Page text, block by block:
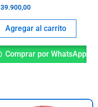
39.900,00
Agregar al carrito
Comprar por WhatsApp